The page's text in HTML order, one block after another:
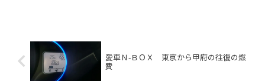
愛車Ｎ-ＢＯＸ 東京から甲府の往復の燃
費